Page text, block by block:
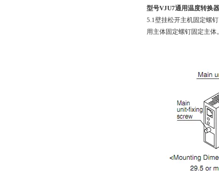
型号VJU7通用温度转换器
5.1壁挂松开主机固定螺
用主体固定螺钉固定主体